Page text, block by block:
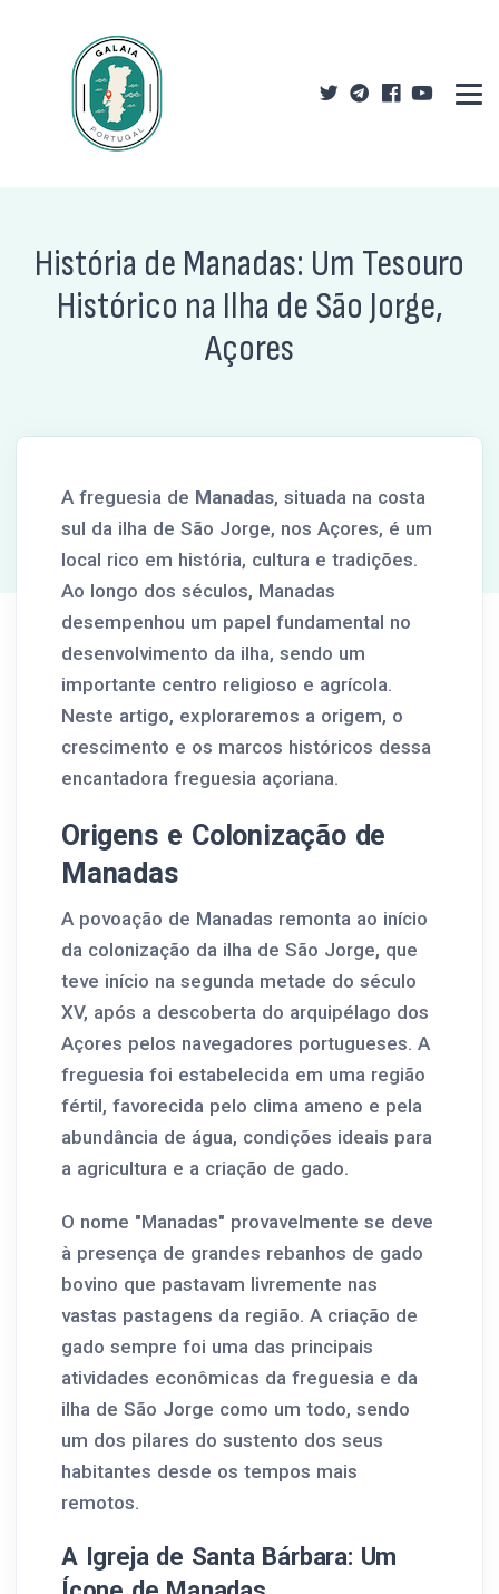
História de Manadas: Um Tesouro
Histórico na Ilha de São Jorge,
Açores
A freguesia de Manadas, situada na costa
sul da ilha de São Jorge, nos Açores, é um
local rico em história, cultura e tradições.
Ao longo dos séculos, Manadas
desempenhou um papel fundamental no
desenvolvimento da ilha, sendo um
importante centro religioso e agrícola.
Neste artigo, exploraremos a origem, o
crescimento e os marcos históricos dessa
encantadora freguesia açoriana.
Origens e Colonização de
Manadas
A povoação de Manadas remonta ao início
da colonização da ilha de São Jorge, que
teve início na segunda metade do século
XV, após a descoberta do arquipélago dos
Açores pelos navegadores portugueses. A
freguesia foi estabelecida em uma região
fértil, favorecida pelo clima ameno e pela
abundância de água, condições ideais para
a agricultura e a criação de gado.
O nome "Manadas" provavelmente se deve
à presença de grandes rebanhos de gado
bovino que pastavam livremente nas
vastas pastagens da região. A criação de
gado sempre foi uma das principais
atividades econômicas da freguesia e da
ilha de São Jorge como um todo, sendo
um dos pilares do sustento dos seus
habitantes desde os tempos mais
remotos.
A Igreja de Santa Bárbara: Um